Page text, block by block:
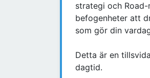
strategi och Road-
befogenheter att
som gör din
Detta är en
dagtid.